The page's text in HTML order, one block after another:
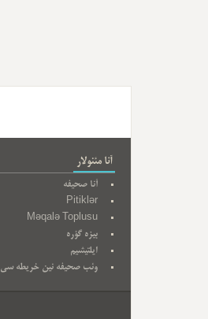
آنا مئنولار
آنا صحیفه
Pitiklər
Məqalə Toplusu
بیزه گؤره
ایلتیشیم
وئب صحیفه نین خریطه سی